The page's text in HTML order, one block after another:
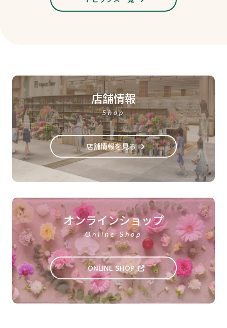
店舗情報
Shop
店舗情報を見る
オンラインショップ
Online Shop
ONLINE SHOP